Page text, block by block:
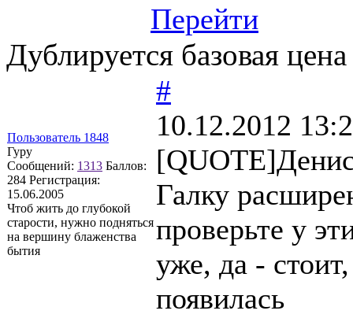
Перейти
Дублируется базовая цена
Пользователь 1848
Гуру
Сообщений: 1313 Баллов:
284 Регистрация:
15.06.2005
Чтоб жить до глубокой
старости, нужно подняться
на вершину блаженства
бытия
#
10.12.2012
Галку
проверьте у
уже, да -
появилась